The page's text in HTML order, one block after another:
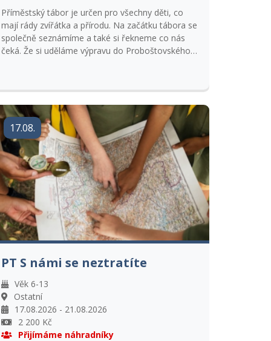
Příměstský tábor je určen pro všechny děti, co
mají rády zvířátka a přírodu. Na začátku tábora se
společně seznámíme a také si řekneme co nás
čeká. Že si uděláme výpravu do Proboštovského
kopií kartičky pojištěnce.
17.08.
PT S námi se neztratíte
Věk 6-13
Ostatní
17.08.2026 - 21.08.2026
2 200 Kč
Přijímáme náhradníky